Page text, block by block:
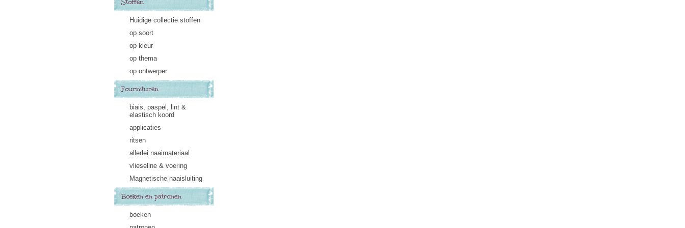
Stoffen
Huidige collectie stoffen
op soort
op kleur
op thema
op ontwerper
Fournituren
biais, paspel, lint &
elastisch koord
applicaties
ritsen
allerlei naaimateriaal
vlieseline & voering
Magnetische naaisluiting
Boeken en patronen
boeken